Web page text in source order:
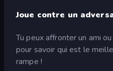
Joue contre un
Tu peux affronter un ami
pour savoir qui est le
rampe !